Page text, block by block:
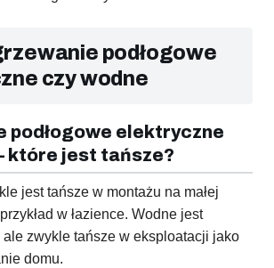
podłogowe
czy wodne
podłogowe elektryczne
które jest tańsze?
jest tańsze w montażu na małej
w łazience. Wodne jest
ale zwykle tańsze w eksploatacji jako
domu.